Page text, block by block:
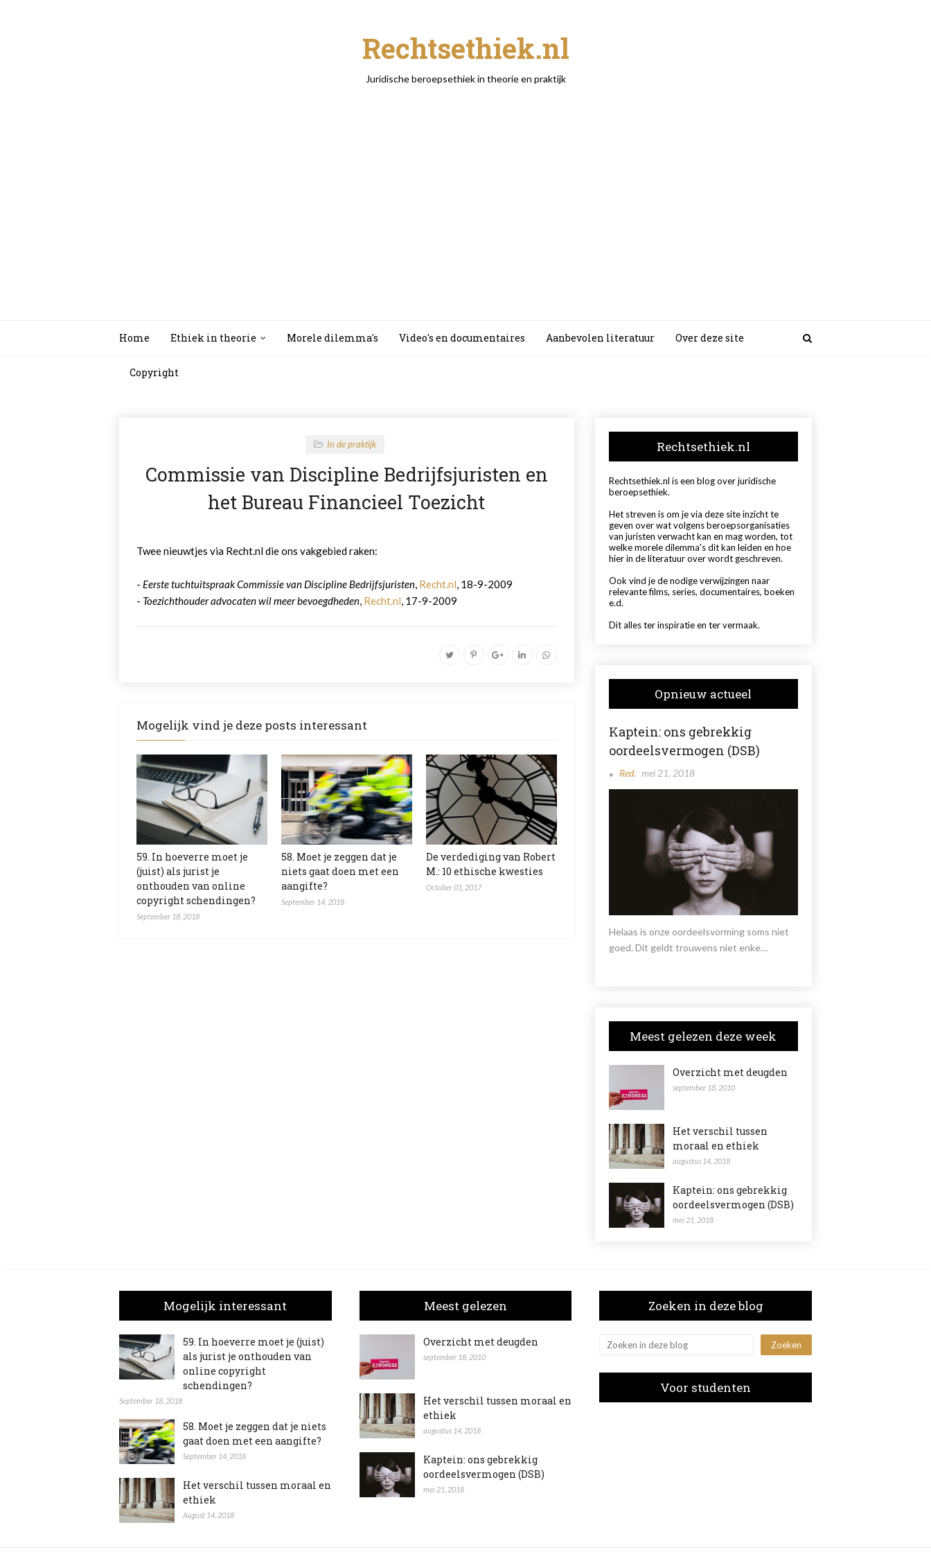
Rechtsethiek.nl
Juridische beroepsethiek in theorie en praktijk
Home Ethiek in theorie Morele dilemma's Video's en documentaires Aanbevolen literatuur Over deze site
Copyright
In de praktijk
Commissie van Discipline Bedrijfsjuristen en
het Bureau Financieel Toezicht
Twee nieuwtjes via Recht.nl die ons vakgebied raken:
- Eerste tuchtuitspraak Commissie van Discipline Bedrijfsjuristen, Recht.nl, 18-9-2009
- Toezichthouder advocaten wil meer bevoegdheden, Recht.nl, 17-9-2009
Mogelijk vind je deze posts interessant
59. In hoeverre moet je
(juist) als jurist je
onthouden van online
copyright schendingen?
September 18, 2018
58. Moet je zeggen dat je
niets gaat doen met een
aangifte?
September 14, 2018
De verdediging van Robert
M.: 10 ethische kwesties
October 01, 2017
Rechtsethiek.nl
Rechtsethiek.nl is een blog over juridische
beroepsethiek.
Het streven is om je via deze site inzicht te
geven over wat volgens beroepsorganisaties
van juristen verwacht kan en mag worden, tot
welke morele dilemma's dit kan leiden en hoe
hier in de literatuur over wordt geschreven.
Ook vind je de nodige verwijzingen naar
relevante films, series, documentaires, boeken
e.d.
Dit alles ter inspiratie en ter vermaak.
Opnieuw actueel
Kaptein: ons gebrekkig
oordeelsvermogen (DSB)
Red. mei 21, 2018
Helaas is onze oordeelsvorming soms niet
goed. Dit geldt trouwens niet enke…
Meest gelezen deze week
Overzicht met deugden
september 18, 2010
Het verschil tussen
moraal en ethiek
augustus 14, 2018
Kaptein: ons gebrekkig
oordeelsvermogen (DSB)
mei 21, 2018
Mogelijk interessant
59. In hoeverre moet je (juist)
als jurist je onthouden van
online copyright
schendingen?
September 18, 2018
58. Moet je zeggen dat je niets
gaat doen met een aangifte?
September 14, 2018
Het verschil tussen moraal en
ethiek
August 14, 2018
Meest gelezen
Overzicht met deugden
september 18, 2010
Het verschil tussen moraal en
ethiek
augustus 14, 2018
Kaptein: ons gebrekkig
oordeelsvermogen (DSB)
mei 21, 2018
Zoeken in deze blog
Voor studenten